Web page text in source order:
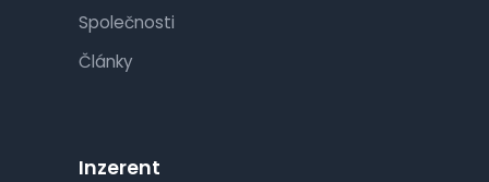
Společnosti
Články
Inzerent